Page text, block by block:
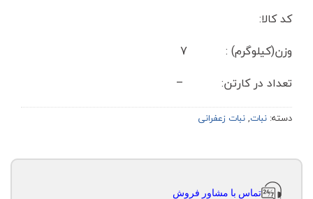
کد کالا:
وزن(کیلوگرم) : 7
تعداد در کارتن: –
دسته: نبات,نبات زعفرانی
تماس با مشاور فروش